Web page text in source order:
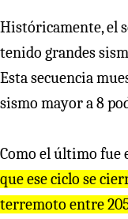
Históricamente, el
tenido grandes
Esta secuencia
sismo mayor a 8
Como el último fue
que ese ciclo se
terremoto entre